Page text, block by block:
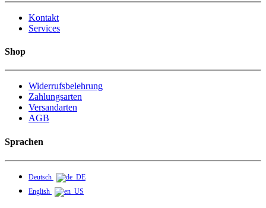
Kontakt
Services
Shop
Widerrufsbelehrung
Zahlungsarten
Versandarten
AGB
Sprachen
Deutsch
English